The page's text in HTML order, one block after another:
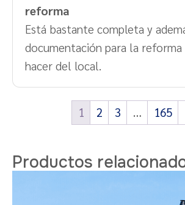
reforma
Está bastante completa y
documentación para la reforma
hacer del local.
1 2 3 … 165
Productos